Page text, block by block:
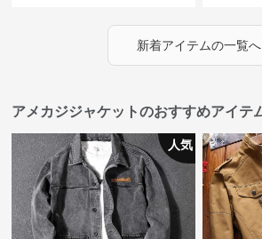
新着アイテムの一覧へ
アメカジジャケットのおすすめアイテ
人気